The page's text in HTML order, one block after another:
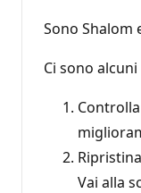
Sono
Ci sono
Vai alla